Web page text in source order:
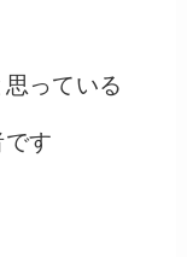
っている
す